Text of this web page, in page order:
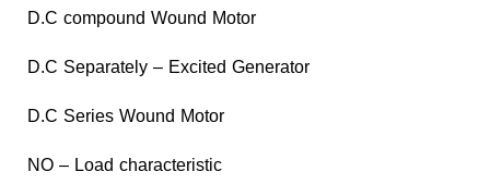
D.C compound Wound Motor
D.C Separately – Excited Generator
D.C Series Wound Motor
NO – Load characteristic